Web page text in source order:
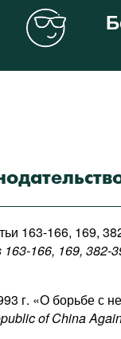
163-166, 169,
166, 169, 382-
г. «О борьбе с
of China